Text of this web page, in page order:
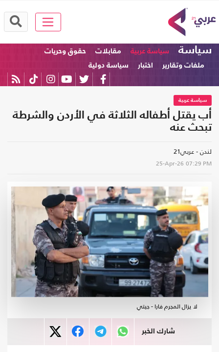
سياسة سياسة عربية مقابلات
حقوق وحريات
ملفات وتقارير
اختبار سياسة دولية
سياسة عربية
أب يقتل أطفاله الثلاثة في الأردن والشرطة
تبحث عنه
لندن - عربي21
25-Apr-26 07:29 PM
لا يزال المجرم فارا - جيتي
شارك الخبر